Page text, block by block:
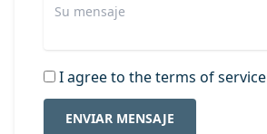
I agree to the terms of service
ENVIAR MENSAJE